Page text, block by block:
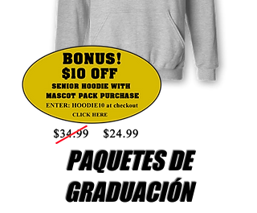
PAQUETES DE
GRADUACIÓN